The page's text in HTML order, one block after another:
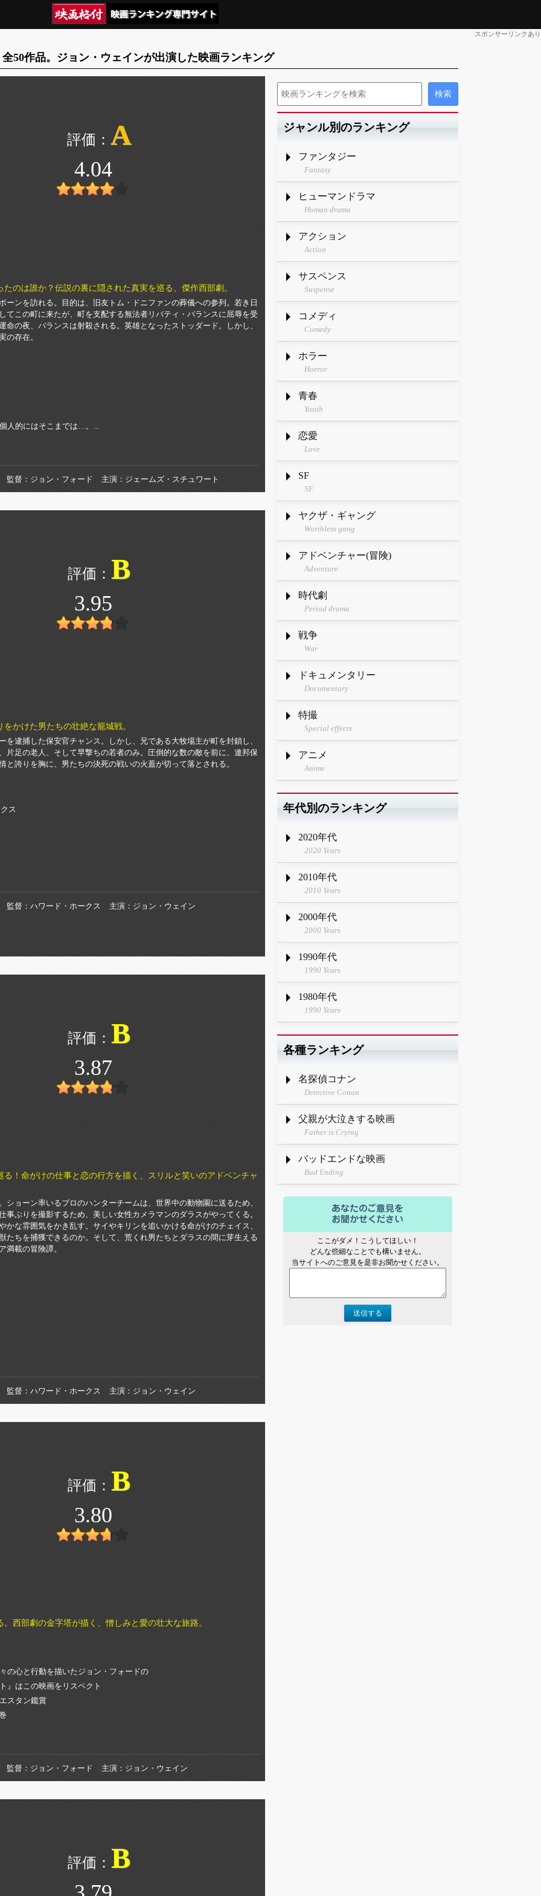
スポンサーリンクあり
全50作品。ジョン・ウェインが出演した映画ランキング
A
4.04
のは誰か？伝説の裏に隠された真実を巡る、傑作西部劇。
ーンを訪れる。目的は、旧友トム・ドニファンの葬儀への参列。若き日
てこの町に来たが、町を支配する無法者リバティ・バランスに屈辱を受
の夜、バランスは射殺される。英雄となったストッダード。しかし、
の存在。
人的にはそこまでは…。...
監督 ジョン・フォード 主演 ジェームズ・スチュワート
B
3.95
かけた男たちの壮絶な籠城戦。
逮捕した保安官チャンス。しかし、兄である大牧場主が町を封鎖し、
片足の老人、そして早撃ちの若者のみ。圧倒的な数の敵を前に、連邦保
誇りを胸に、男たちの決死の戦いの火蓋が切って落とされる。
ス
監督 ハワード・ホークス 主演 ジョン・ウェイン
B
3.87
！命がけの仕事と恋の行方を描く、スリルと笑いのアドベンチャ
ョーン率いるプロのハンターチームは、世界中の動物園に送るため、
ぶりを撮影するため、美しい女性カメラマンのダラスがやってくる。
な雰囲気をかき乱す。サイやキリンを追いかける命がけのチェイス、
たちを捕獲できるのか。そして、荒くれ男たちとダラスの間に芽生える
満載の冒険譚。
監督 ハワード・ホークス 主演 ジョン・ウェイン
B
3.80
西部劇の金字塔が描く、憎しみと愛の壮大な旅路。
の心と行動を描いたジョン・フォードの
』はこの映画をリスペクト
スタン鑑賞
監督 ジョン・フォード 主演 ジョン・ウェイン
B
ジャンル別のランキング
ファンタジー
Fantasy
ヒューマンドラマ
Human drama
アクション
Action
サスペンス
Suspense
コメディ
Comedy
ホラー
Horror
青春
Youth
恋愛
Love
SF
SF
ヤクザ・ギャング
Worthless gang
アドベンチャー(冒険)
Adventure
時代劇
Period drama
戦争
War
ドキュメンタリー
Documentary
特撮
Special effects
アニメ
Anime
年代別のランキング
2020年代
2020 Years
2010年代
2010 Years
2000年代
2000 Years
1990年代
1990 Years
1980年代
1990 Years
各種ランキング
名探偵コナン
Detective Conan
父親が大泣きする映画
Father is Crying
バッドエンドな映画
Bad Ending
ここがダメ！こうしてほしい！
どんな些細なことでも構いません。
当サイトへのご意見を是非お聞かせください。
送信する